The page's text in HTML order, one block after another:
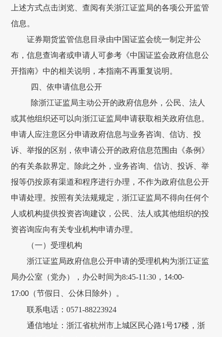
上述方式点击浏览、查阅有关浙江证监局的各项公开监管
信息。
证券期货监管信息目录由中国证监会统一制定并公
布，信息查询者或申请人可参考《中国证监会政府信息公
开指南》中的相关说明，本指南不再重复说明。
四、依申请信息公开
除浙江证监局主动公开的政府信息外，公民、法人
或其他组织还可以向浙江证监局申请获取相关政府信息。
申请人应注意区分申请政府信息与业务咨询、信访、投
诉、举报的区别，依申请公开的政府信息范围由《条例》
的有关条款界定。除此之外，业务咨询、信访、投诉、举
报等仍按原有渠道和程序进行办理，不作为政府信息公开
申请处理。按照有关法规规定，浙江证监局不得向任何个
人或机构提供投资咨询建议，公民、法人或其他组织的投
资咨询应向有关专业机构申请办理。
（一）受理机构
浙江证监局政府信息公开申请的受理机构为浙江证监
局办公室（党办），办公时间为8:45-11:30 ， 14:00-
17:00 （节假日、公休日除外）。
联系电话：0571-88223924
通信地址：浙江省杭州市上城区民心路1号17楼，浙